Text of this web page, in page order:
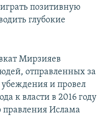
позитивную
глубокие
Мирзияев
отправленных за
и провел
к власти в 2016 году
правления Ислама